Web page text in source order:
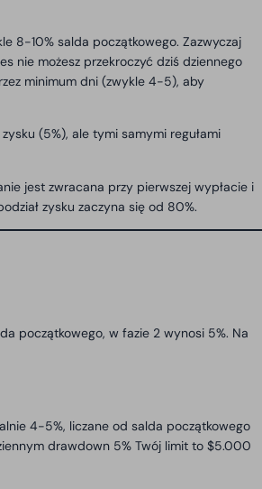
8-10% salda początkowego. Zazwyczaj
nie możesz przekroczyć dziś dziennego
minimum dni (zwykle 4-5), aby
(5%), ale tymi samymi regułami
jest zwracana przy pierwszej wypłacie i
zysku zaczyna się od 80%.
początkowego, w fazie 2 wynosi 5%. Na
4-5%, liczane od salda początkowego
drawdown 5% Twój limit to $5.000